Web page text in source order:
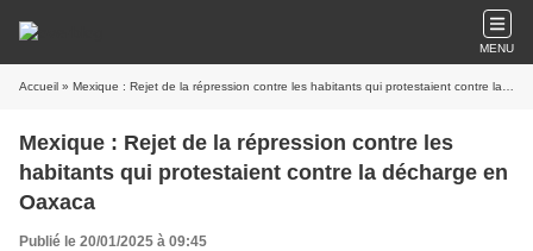
MENU
Accueil » Mexique : Rejet de la répression contre les habitants qui protestaient contre la décharge en Oaxaca
Mexique : Rejet de la répression contre les
habitants qui protestaient contre la décharge en
Oaxaca
Publié le 20/01/2025 à 09:45